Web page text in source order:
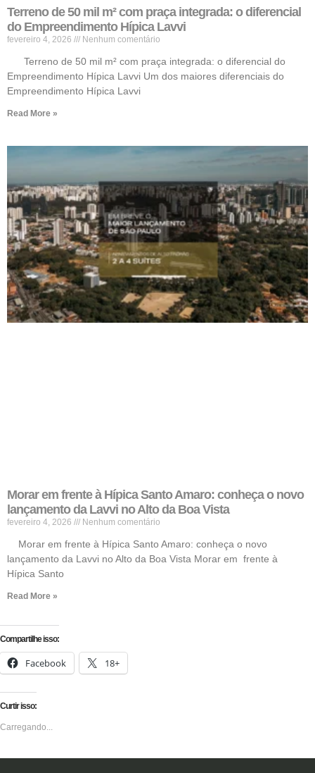
Terreno de 50 mil m² com praça integrada: o diferencial
do Empreendimento Hípica Lavvi
fevereiro 4, 2026 Nenhum comentário
Terreno de 50 mil m² com praça integrada: o diferencial do
Empreendimento Hípica Lavvi Um dos maiores diferenciais do
Empreendimento Hípica Lavvi
Read More »
Morar em frente à Hípica Santo Amaro: conheça o novo
lançamento da Lavvi no Alto da Boa Vista
fevereiro 4, 2026 Nenhum comentário
Morar em frente à Hípica Santo Amaro: conheça o novo
lançamento da Lavvi no Alto da Boa Vista Morar em frente à
Hípica Santo
Read More »
Compartilhe isso:
Facebook 18+
Curtir isso:
Carregando...